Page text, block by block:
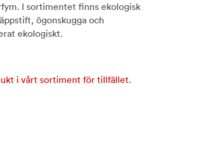
I sortimentet finns ekologisk
ögonskugga och
ekologiskt.
i vårt sortiment för tillfället.